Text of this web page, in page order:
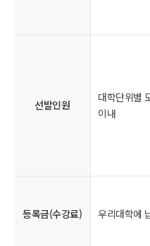
선발인원
대학단위별
이내
등록금(수강료) 우리대학에